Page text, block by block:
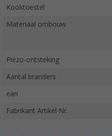
Kooktoestel
Materiaal ombouw
Piëzo-ontsteking
Aantal branders
ean
Fabrikant Artikel Nr.